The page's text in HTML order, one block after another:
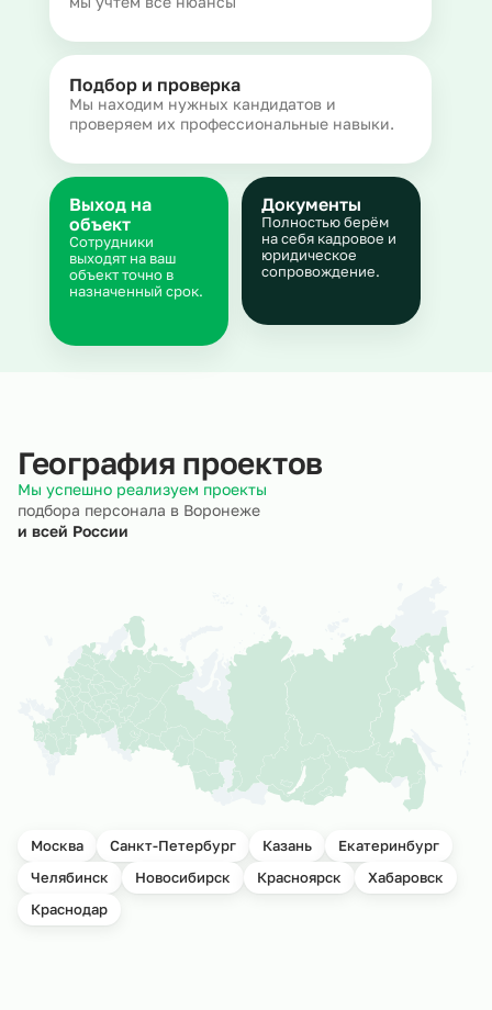
Подбор и проверка
Мы находим нужных кандидатов и
проверяем их профессиональные навыки.
Документы
Полностью берём
на себя кадровое и
юридическое
сопровождение.
Выход на
объект
Сотрудники
выходят на ваш
объект точно в
назначенный срок.
География проектов
Мы успешно реализуем проекты
подбора персонала в Воронеже
и всей России
Москва Санкт-Петербург Казань
Екатеринбург
Челябинск
Новосибирск Красноярск
Хабаровск
Краснодар